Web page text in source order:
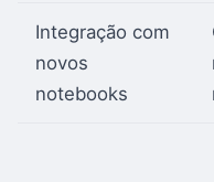
Integração com
novos
notebooks